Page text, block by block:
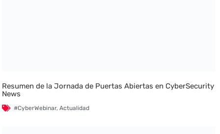
Resumen de la Jornada de Puertas Abiertas en CyberSecurity
News
#CyberWebinar,Actualidad